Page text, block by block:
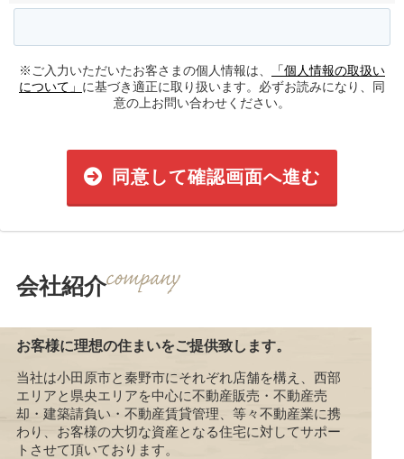
※ご入力いただいたお客さまの個人情報は、
「個人情報の取扱い
について」 に基づき適正に取り扱います。必ずお読みになり、同
意の上お問い合わせください。
同意して確認画面へ進む
会社紹介
お客様に理想の住まいをご提供致します。
当社は小田原市と秦野市にそれぞれ店舗を構え、西部
エリアと県央エリアを中心に不動産販売・不動産売
却・建築請負い・不動産賃貸管理、等々不動産業に携
わり、お客様の大切な資産となる住宅に対してサポー
トさせて頂いております。